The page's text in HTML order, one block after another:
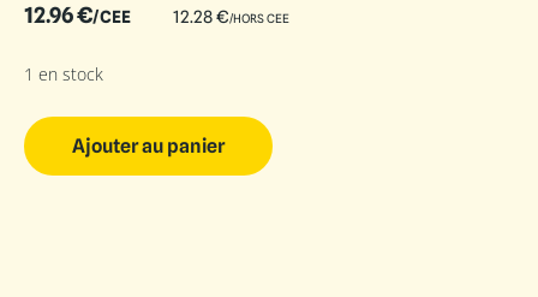
12.96€/CEE 12.28€/HORS CEE
1 en stock
Ajouter au panier